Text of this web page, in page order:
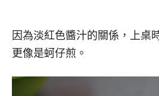
因為淡紅色醬汁的關係，上桌
更像是蚵仔煎。